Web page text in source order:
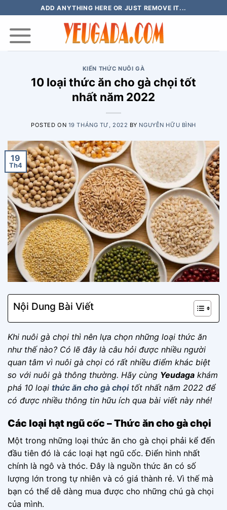
content
ADD ANYTHING HERE OR JUST REMOVE IT...
KIẾN THỨC NUÔI GÀ
10 loại thức ăn cho gà chọi tốt
nhất năm 2022
POSTED ON 19 THÁNG TƯ, 2022 BY NGUYỄN HỮU BÌNH
19
Th4
Nội Dung Bài Viết
Khi nuôi gà chọi thì nên lựa chọn những loại thức ăn
như thế nào? Có lẽ đây là câu hỏi được nhiều người
quan tâm vì nuôi gà chọi có rất nhiều điểm khác biệt
so với nuôi gà thông thường. Hãy cùng Yeudaga khám
phá 10 loại thức ăn cho gà chọitốt nhất năm 2022 để
có được nhiều thông tin hữu ích qua bài viết này nhé!
Các loại hạt ngũ cốc – Thức ăn cho gà chọi
Một trong những loại thức ăn cho gà chọi phải kể đến
đầu tiên đó là các loại hạt ngũ cốc. Điển hình nhất
chính là ngô và thóc. Đây là nguồn thức ăn có số
lượng lớn trong tự nhiên và có giá thành rẻ. Vì thế mà
bạn có thể dễ dàng mua được cho những chú gà chọi
của mình.